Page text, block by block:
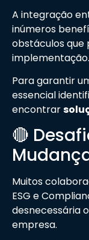
A integração
inúmeros
obstáculos que
implementação.
Para garantir
essencial
encontrar
🔴
Muitos
ESG e
desnecessária
empresa.